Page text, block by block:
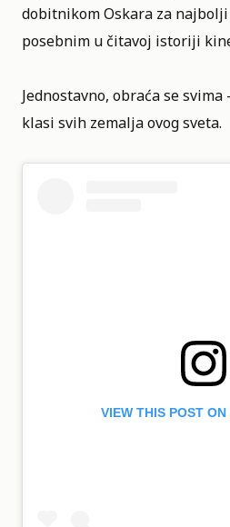
dobitnikom Oskara za
posebnim u čitavoj istoriji
Jednostavno, obraća se
klasi svih zemalja ovog sveta.
VIEW THIS POST